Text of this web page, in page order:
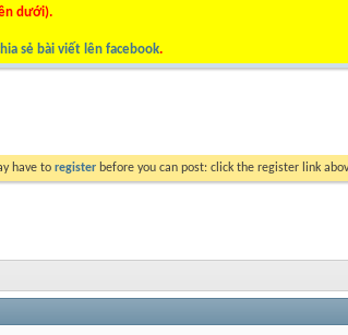
dưới).
sẻ bài viết lên facebook.
have to register before you can post: click the register link